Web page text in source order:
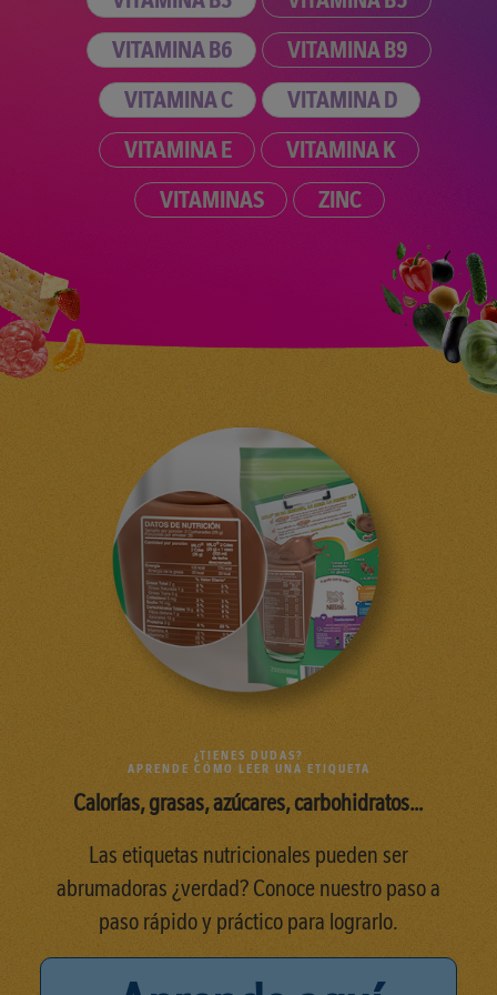
VITAMINA B6
VITAMINA B9
VITAMINA C
VITAMINA D
VITAMINA E
VITAMINA K
VITAMINAS
ZINC
¿TIENES DUDAS?
APRENDE CÓMO LEER UNA ETIQUETA
Calorías, grasas, azúcares, carbohidratos…
Las etiquetas nutricionales pueden ser
abrumadoras ¿verdad? Conoce nuestro paso a
paso rápido y práctico para lograrlo.